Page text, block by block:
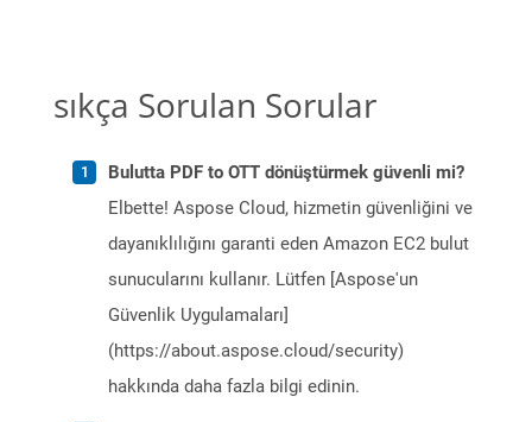
sıkça Sorulan Sorular
Bulutta PDF to OTT dönüştürmek güvenli mi?
Elbette! Aspose Cloud, hizmetin güvenliğini ve
dayanıklılığını garanti eden Amazon EC2 bulut
sunucularını kullanır. Lütfen [Aspose'un
Güvenlik Uygulamaları]
(https://about.aspose.cloud/security)
hakkında daha fazla bilgi edinin.